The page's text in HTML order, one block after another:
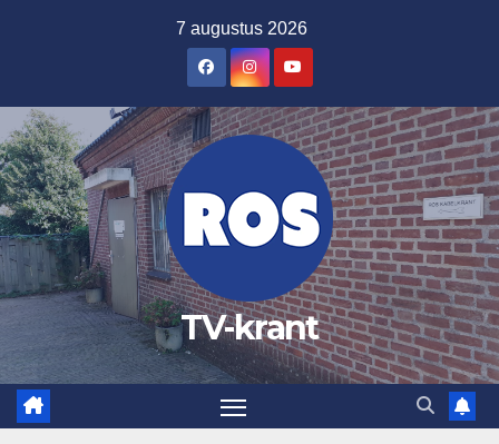
inhoud
7 augustus 2026
TV-krant